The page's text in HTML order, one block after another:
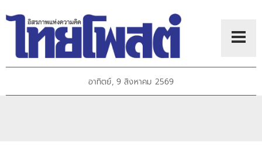
อาทิตย์, 9 สิงหาคม 2569